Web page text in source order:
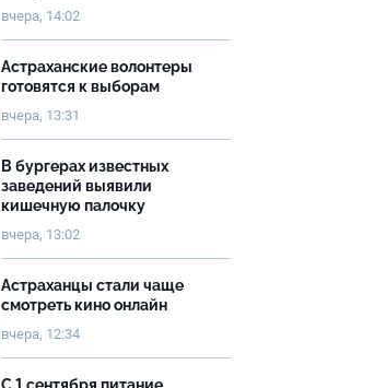
вчера, 14:02
Астраханские волонтеры
готовятся к выборам
вчера, 13:31
В бургерах известных
заведений выявили
кишечную палочку
вчера, 13:02
Астраханцы стали чаще
смотреть кино онлайн
вчера, 12:34